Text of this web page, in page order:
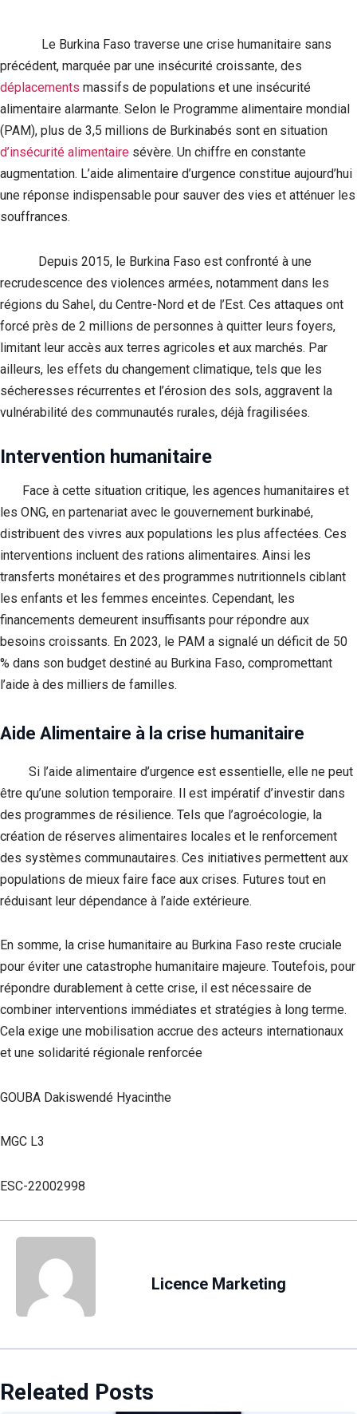
Le Burkina Faso traverse une crise humanitaire sans
précédent, marquée par une insécurité croissante, des
déplacements massifs de populations et une insécurité
alimentaire alarmante. Selon le Programme alimentaire mondial
(PAM), plus de 3,5 millions de Burkinabés sont en situation
d’insécurité alimentaire sévère. Un chiffre en constante
augmentation. L’aide alimentaire d’urgence constitue aujourd’hui
une réponse indispensable pour sauver des vies et atténuer les
souffrances.
Depuis 2015, le Burkina Faso est confronté à une
recrudescence des violences armées, notamment dans les
régions du Sahel, du Centre-Nord et de l’Est. Ces attaques ont
forcé près de 2 millions de personnes à quitter leurs foyers,
limitant leur accès aux terres agricoles et aux marchés. Par
ailleurs, les effets du changement climatique, tels que les
sécheresses récurrentes et l’érosion des sols, aggravent la
vulnérabilité des communautés rurales, déjà fragilisées.
Intervention humanitaire
Face à cette situation critique, les agences humanitaires et
les ONG, en partenariat avec le gouvernement burkinabé,
distribuent des vivres aux populations les plus affectées. Ces
interventions incluent des rations alimentaires. Ainsi les
transferts monétaires et des programmes nutritionnels ciblant
les enfants et les femmes enceintes. Cependant, les
financements demeurent insuffisants pour répondre aux
besoins croissants. En 2023, le PAM a signalé un déficit de 50
% dans son budget destiné au Burkina Faso, compromettant
l’aide à des milliers de familles.
Aide Alimentaire à la crise humanitaire
Si l’aide alimentaire d’urgence est essentielle, elle ne peut
être qu’une solution temporaire. Il est impératif d’investir dans
des programmes de résilience. Tels que l’agroécologie, la
création de réserves alimentaires locales et le renforcement
des systèmes communautaires. Ces initiatives permettent aux
populations de mieux faire face aux crises. Futures tout en
réduisant leur dépendance à l’aide extérieure.
En somme, la crise humanitaire au Burkina Faso reste cruciale
pour éviter une catastrophe humanitaire majeure. Toutefois, pour
répondre durablement à cette crise, il est nécessaire de
combiner interventions immédiates et stratégies à long terme.
Cela exige une mobilisation accrue des acteurs internationaux
et une solidarité régionale renforcée
GOUBA Dakiswendé Hyacinthe
MGC L3
ESC-22002998
Licence Marketing
Releated Posts